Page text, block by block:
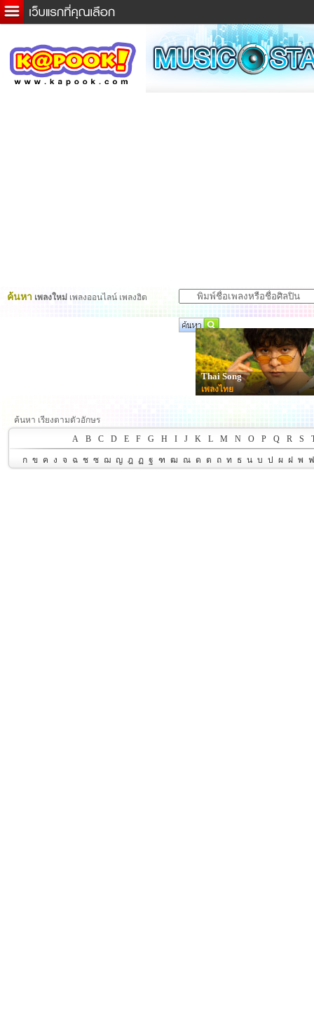
ข่าวด่วน
ละคร
ค้นหา เพลงใหม่ เพลงออนไลน์ เพลงฮิต
Thai Song
เพลงไทย
ค้นหา เรียงตามตัวอักษร
A
B C D E F G H I J K L M N O P Q R S
ก ข ค ง จ ฉ ช ซ ฌ ญ ฎ ฏ ฐ ฑ ฒ ณ ด ต ถ ท ธ น บ ป ผ ฝ พ ฟ